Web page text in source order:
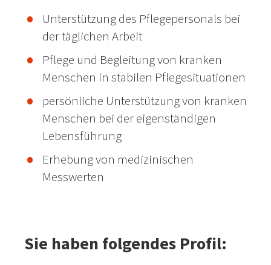
Unterstützung des Pflegepersonals bei
der täglichen Arbeit
Pflege und Begleitung von kranken
Menschen in stabilen Pflegesituationen
persönliche Unterstützung von kranken
Menschen bei der eigenständigen
Lebensführung
Erhebung von medizinischen
Messwerten
Sie haben folgendes Profil: